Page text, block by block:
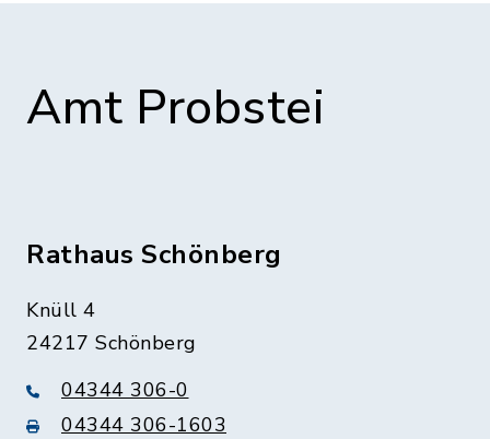
Amt Probstei
Rathaus Schönberg
Knüll 4
24217 Schönberg
04344 306-0
04344 306-1603